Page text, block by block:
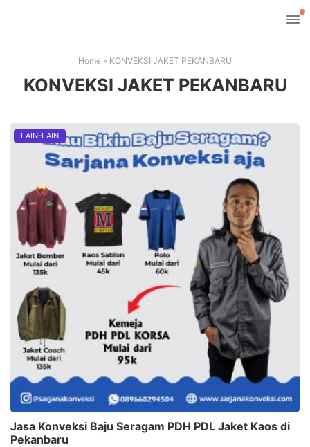
Home » KONVEKSI JAKET PEKANBARU
KONVEKSI JAKET PEKANBARU
LAIN-LAIN
Jasa Konveksi Baju Seragam PDH PDL Jaket Kaos di
Pekanbaru